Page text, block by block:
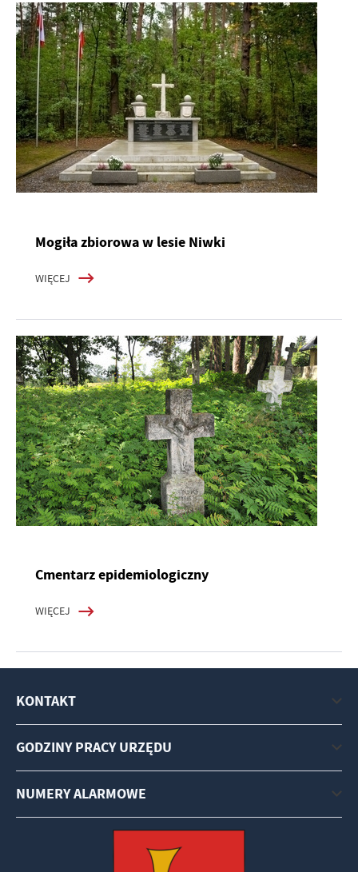
Mogiła zbiorowa w lesie Niwki
WIĘCEJ
Cmentarz epidemiologiczny
WIĘCEJ
KONTAKT
GODZINY PRACY URZĘDU
NUMERY ALARMOWE